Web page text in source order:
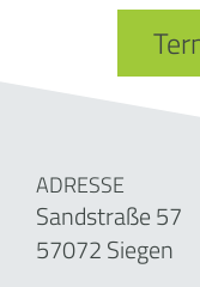
ADRESSE
Sandstraße 57
57072 Siegen